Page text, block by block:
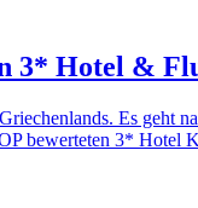
3* Hotel &
Es geht
bewerteten 3* Hotel